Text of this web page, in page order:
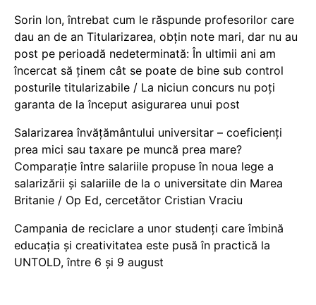
Sorin Ion, întrebat cum le răspunde profesorilor care
dau an de an Titularizarea, obțin note mari, dar nu au
post pe perioadă nedeterminată: În ultimii ani am
încercat să ținem cât se poate de bine sub control
posturile titularizabile / La niciun concurs nu poți
garanta de la început asigurarea unui post
Salarizarea învățământului universitar – coeficienți
prea mici sau taxare pe muncă prea mare?
Comparație între salariile propuse în noua lege a
salarizării și salariile de la o universitate din Marea
Britanie / Op Ed, cercetător Cristian Vraciu
Campania de reciclare a unor studenți care îmbină
educația și creativitatea este pusă în practică la
UNTOLD, între 6 și 9 august